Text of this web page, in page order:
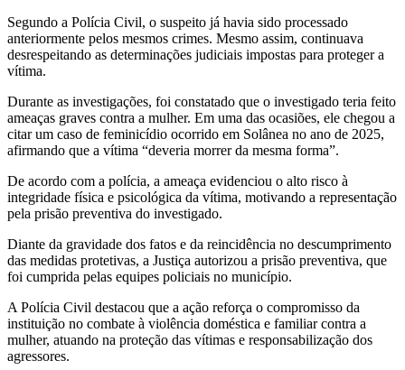
Segundo a Polícia Civil, o suspeito já havia sido processado
anteriormente pelos mesmos crimes. Mesmo assim, continuava
desrespeitando as determinações judiciais impostas para proteger a
vítima.
Durante as investigações, foi constatado que o investigado teria feito
ameaças graves contra a mulher. Em uma das ocasiões, ele chegou a
citar um caso de feminicídio ocorrido em Solânea no ano de 2025,
afirmando que a vítima “deveria morrer da mesma forma”.
De acordo com a polícia, a ameaça evidenciou o alto risco à
integridade física e psicológica da vítima, motivando a representação
pela prisão preventiva do investigado.
Diante da gravidade dos fatos e da reincidência no descumprimento
das medidas protetivas, a Justiça autorizou a prisão preventiva, que
foi cumprida pelas equipes policiais no município.
A Polícia Civil destacou que a ação reforça o compromisso da
instituição no combate à violência doméstica e familiar contra a
mulher, atuando na proteção das vítimas e responsabilização dos
agressores.